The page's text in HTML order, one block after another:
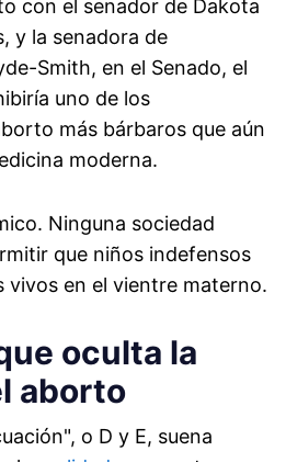
con el senador de Dakota
y la senadora de
Smith, en el Senado, el
uno de los
más bárbaros que aún
moderna.
Ninguna sociedad
que niños indefensos
vivos en el vientre materno.
oculta la
aborto
o D y E, suena